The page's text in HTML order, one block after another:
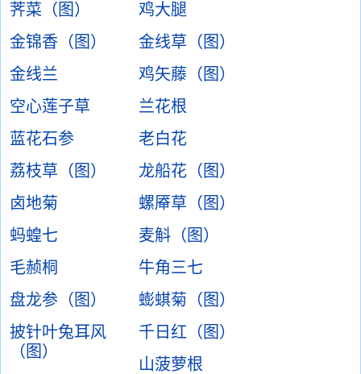
荠菜（图）
鸡大腿
金锦香（图）
金线草（图）
金线兰
鸡矢藤（图）
空心莲子草
兰花根
蓝花石参
老白花
荔枝草（图）
龙船花（图）
卤地菊
螺厣草（图）
蚂蝗七
麦斛（图）
毛赪桐
牛角三七
盘龙参（图）
蟛蜞菊（图）
披针叶兔耳风
（图）
千日红（图）
山菠萝根